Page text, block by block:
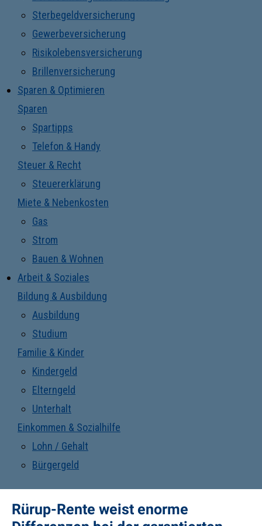
Sterbegeldversicherung
Gewerbeversicherung
Risikolebensversicherung
Brillenversicherung
Sparen & Optimieren
Sparen
Spartipps
Telefon & Handy
Steuer & Recht
Steuererklärung
Miete & Nebenkosten
Gas
Strom
Bauen & Wohnen
Arbeit & Soziales
Bildung & Ausbildung
Ausbildung
Studium
Familie & Kinder
Kindergeld
Elterngeld
Unterhalt
Einkommen & Sozialhilfe
Lohn / Gehalt
Bürgergeld
Rürup-Rente weist enorme